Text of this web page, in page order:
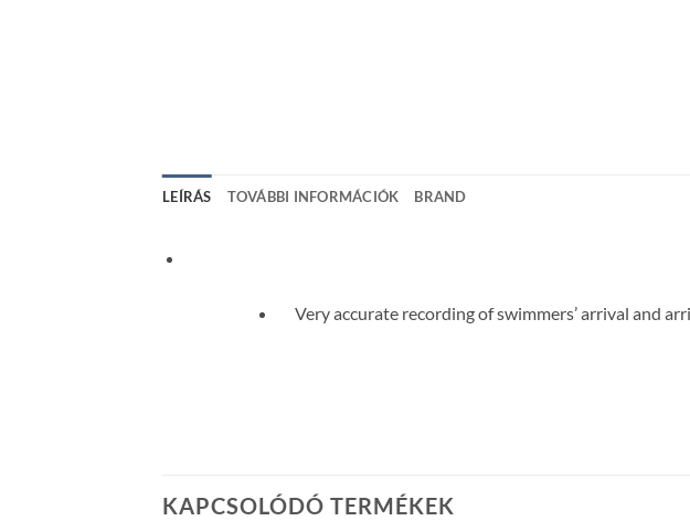
LEÍRÁS TOVÁBBI INFORMÁCIÓK BRAND
Very accurate recording of swimmers’ arrival and
KAPCSOLÓDÓ TERMÉKEK